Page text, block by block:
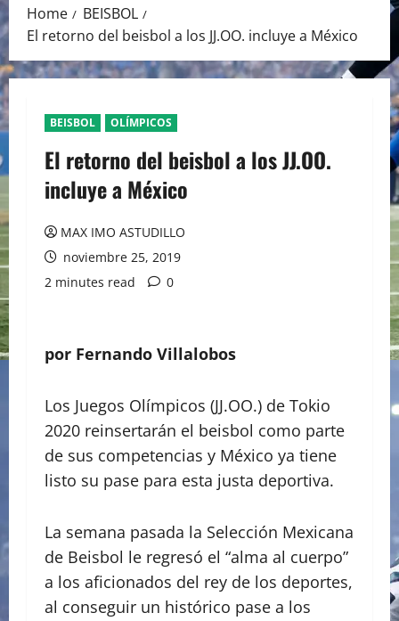
Home
BEISBOL
El retorno del beisbol a los JJ.OO. incluye a México
BEISBOL OLÍMPICOS
El retorno del beisbol a los JJ.OO.
incluye a México
MAX IMO ASTUDILLO
noviembre 25, 2019
2 minutes read
0
por Fernando Villalobos
Los Juegos Olímpicos (JJ.OO.) de Tokio
2020 reinsertarán el beisbol como parte
de sus competencias y México ya tiene
listo su pase para esta justa deportiva.
La semana pasada la Selección Mexicana
de Beisbol le regresó el “alma al cuerpo”
a los aficionados del rey de los deportes,
al conseguir un histórico pase a los